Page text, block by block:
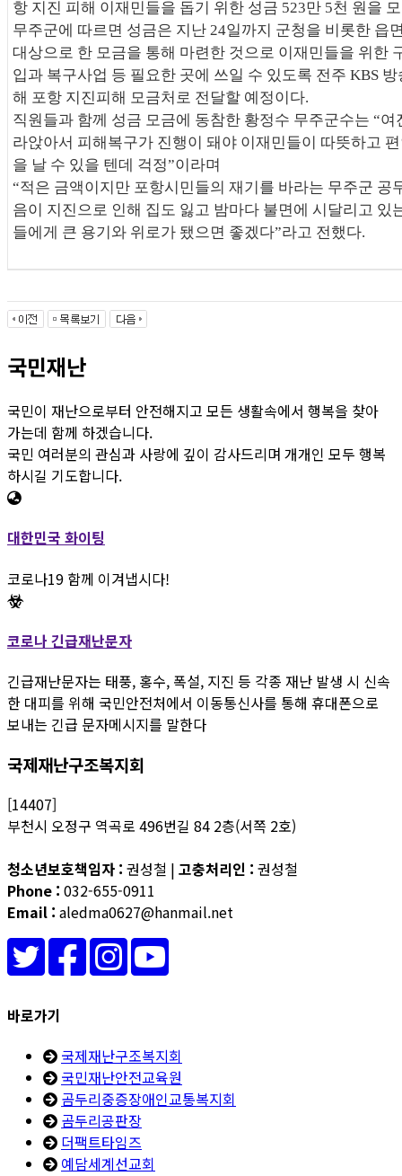
항 지진 피해 이재민들을 돕기 위한 성금 523만 5천 원을
무주군에 따르면 성금은 지난 24일까지 군청을 비롯한 읍
대상으로 한 모금을 통해 마련한 것으로 이재민들을 위한
입과 복구사업 등 필요한 곳에 쓰일 수 있도록 전주 KBS
해 포항 지진피해 모금처로 전달할 예정이다.
직원들과 함께 성금 모금에 동참한 황정수 무주군수는 “여
라앉아서 피해복구가 진행이 돼야 이재민들이 따뜻하고
을 날 수 있을 텐데 걱정”이라며
“적은 금액이지만 포항시민들의 재기를 바라는 무주군 공
음이 지진으로 인해 집도 잃고 밤마다 불면에 시달리고 있
들에게 큰 용기와 위로가 됐으면 좋겠다”라고 전했다.
국민재난
국민이 재난으로부터 안전해지고 모든 생활속에서 행복을 찾아
가는데 함께 하겠습니다.
국민 여러분의 관심과 사랑에 깊이 감사드리며 개개인 모두 행복
하시길 기도합니다.
대한민국 화이팅
코로나19 함께 이겨냅시다!
코로나 긴급재난문자
긴급재난문자는 태풍, 홍수, 폭설, 지진 등 각종 재난 발생 시 신속
한 대피를 위해 국민안전처에서 이동통신사를 통해 휴대폰으로
보내는 긴급 문자메시지를 말한다
국제재난구조복지회
[14407]
부천시 오정구 역곡로 496번길 84 2층(서쪽 2호)
청소년보호책임자 : 권성철 | 고충처리인 : 권성철
Phone : 032-655-0911
Email : aledma0627@hanmail.net
바로가기
국제재난구조복지회
국민재난안전교육원
곰두리중증장애인교통복지회
곰두리공판장
더팩트타임즈
예담세계선교회